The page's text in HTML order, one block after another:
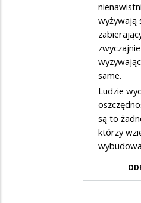
wyżywają
same.
Ludzie
są to
którzy